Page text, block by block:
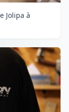
Jolipa à